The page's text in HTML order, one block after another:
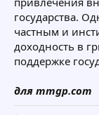
государства.
частным и
доходность в
поддержке
для mmgp.com